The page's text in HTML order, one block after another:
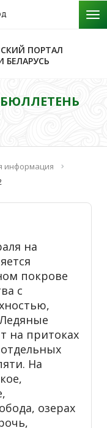
ПОРТАЛ
БЕЛАРУСЬ
информация
на
покрове
с
на притоках
На
озерах